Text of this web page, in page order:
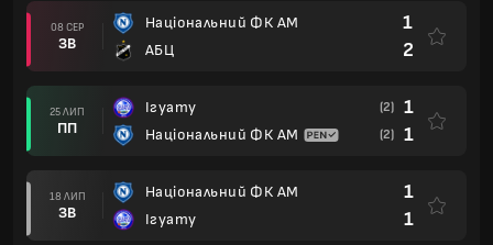
08 СЕР
ЗВ
Національний ФК AM
АБЦ
1
2
25 ЛИП
ПП
Ігуату
Національний ФК AM
(2) 1
(2) 1
18 ЛИП
ЗВ
Національний ФК AM
Ігуату
1
1